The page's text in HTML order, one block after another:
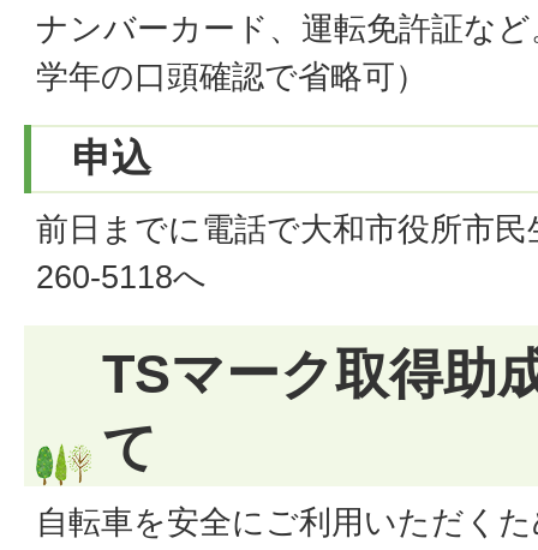
ナンバーカード、運転免許証な
学年の口頭確認で省略可）
申込
前日までに電話で大和市役所市
260-5118へ
TSマーク取得助
て
自転車を安全にご利用いただく